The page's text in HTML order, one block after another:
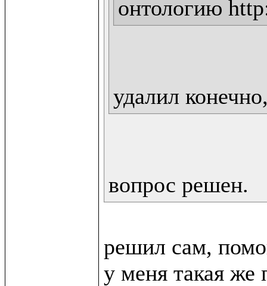
онтологию
удалил
вопрос решен.
решил сам,
у меня такая же